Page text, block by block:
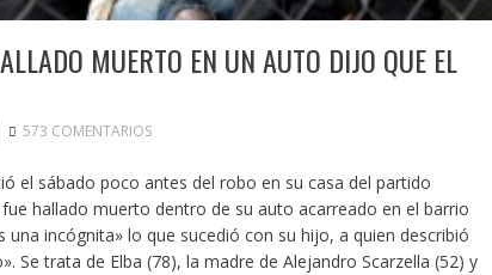
MUERTO EN UN AUTO DIJO QUE EL
573 COMENTARIOS
el sábado poco antes del robo en su casa del partido
hallado muerto dentro de su auto acarreado en el barrio
incógnita» lo que sucedió con su hijo, a quien describió
Se trata de Elba (78), la madre de Alejandro Scarzella (52) y